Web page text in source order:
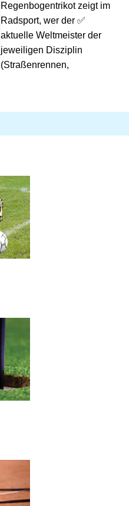
Regenbogentrikot zeigt im
Radsport, wer der ✅
aktuelle Weltmeister der
jeweiligen Disziplin
(Straßenrennen,